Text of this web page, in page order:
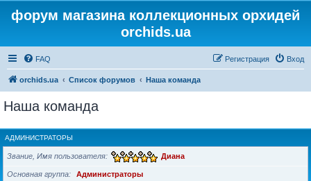
форум магазина коллекционных орхидей
orchids.ua
FAQ Вход
Регистрация
orchids.ua Список форумов Наша команда
Наша команда
АДМИНИСТРАТОРЫ
Звание, Имя пользователя Диана
Основная группа
Администраторы